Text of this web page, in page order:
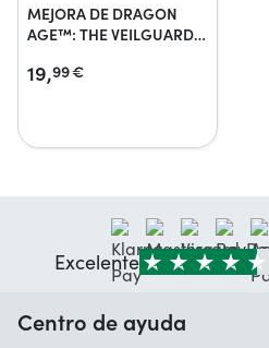
MEJORA DE DRAGON
AGE™: THE VEILGUARD
19,99€
Excelente
Centro de ayuda